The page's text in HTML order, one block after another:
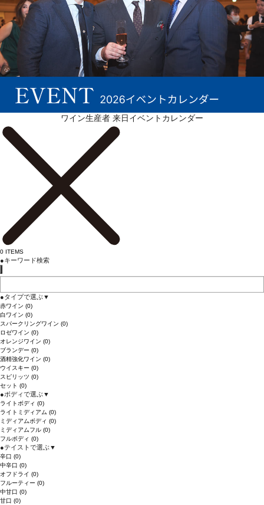
続きを表示 ▼
ワイン生産者 来日イベントカレンダー
0 ITEMS
●キーワード検索
●タイプで選ぶ▼
赤ワイン (0)
白ワイン (0)
スパークリングワイン (0)
ロゼワイン (0)
オレンジワイン (0)
ブランデー (0)
酒精強化ワイン (0)
ウイスキー (0)
スピリッツ (0)
セット (0)
●ボディで選ぶ▼
ライトボディ (0)
ライトミディアム (0)
ミディアムボディ (0)
ミディアムフル (0)
フルボディ (0)
●テイストで選ぶ▼
辛口 (0)
中辛口 (0)
オフドライ (0)
フルーティー (0)
中甘口 (0)
甘口 (0)